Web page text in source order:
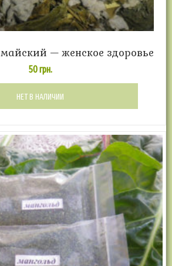
— женское здоровье
50грн.
НЕТ В НАЛИЧИИ